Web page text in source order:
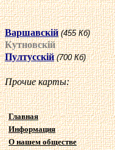
Варшавскiй (455 Кб)
Кутновскiй
Пултусскiй (700 Кб)
Прочие карты:
Главная
Информация
О нашем обществе